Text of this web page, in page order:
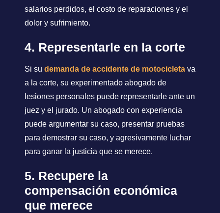
salarios perdidos, el costo de reparaciones y el
dolor y sufrimiento.
4. Representarle en la corte
Si su demanda de accidente de motocicleta va
a la corte, su experimentado abogado de
lesiones personales puede representarle ante un
juez y el jurado. Un abogado con experiencia
puede argumentar su caso, presentar pruebas
para demostrar su caso, y agresivamente luchar
para ganar la justicia que se merece.
5. Recupere la
compensación económica
que merece